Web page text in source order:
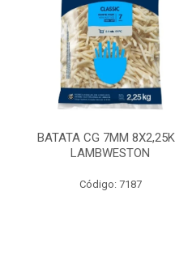
BATATA CG 7MM
LAMBWESTON
Código: 7187